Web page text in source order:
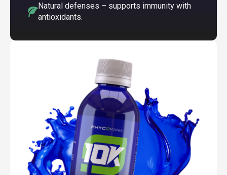
Natural defenses – supports immunity with
antioxidants.